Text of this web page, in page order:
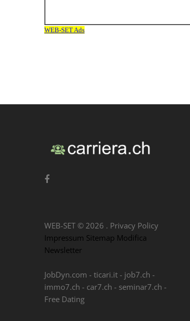
WEB-SET © 2026 . Privacy Policy
Impressum Sitemap Modifica
Newsletter
JobDyn.com - ticari.it - job7.ch -
immo7.ch - car7.ch - seminar7.ch -
Free Dating